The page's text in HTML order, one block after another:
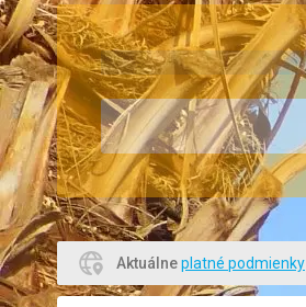
Aktuálneplatné podmienky